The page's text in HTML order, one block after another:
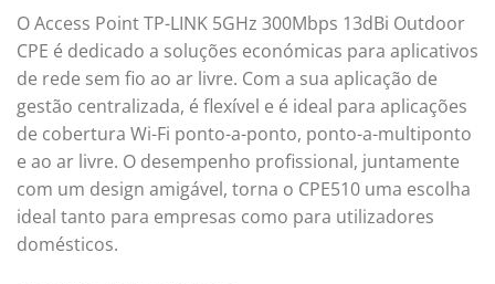
O Access Point TP-LINK 5GHz 300Mbps 13dBi Outdoor
CPE é dedicado a soluções económicas para aplicativos
de rede sem fio ao ar livre. Com a sua aplicação de
gestão centralizada, é flexível e é ideal para aplicações
de cobertura Wi-Fi ponto-a-ponto, ponto-a-multiponto
e ao ar livre. O desempenho profissional, juntamente
com um design amigável, torna o CPE510 uma escolha
ideal tanto para empresas como para utilizadores
domésticos.